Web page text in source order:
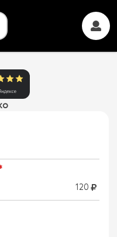
120